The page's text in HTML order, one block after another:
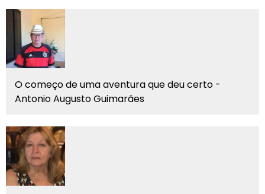
O começo de uma aventura que deu certo -
Antonio Augusto Guimarães